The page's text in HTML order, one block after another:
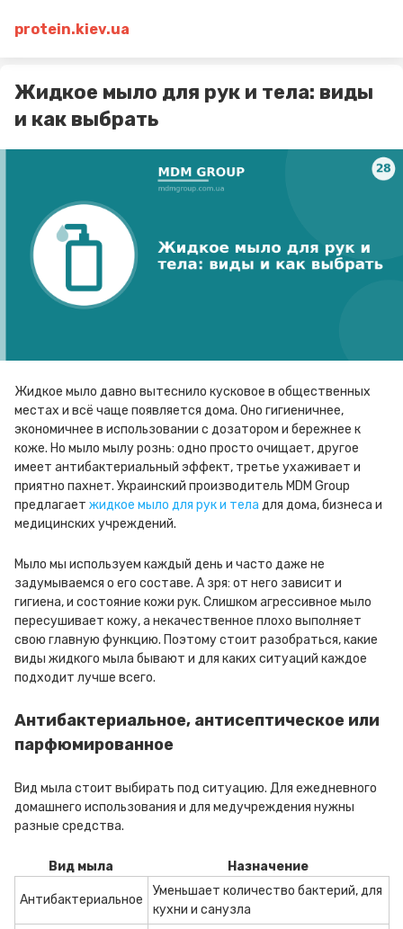
protein.kiev.ua
Жидкое мыло для рук и тела: виды
и как выбрать
Жидкое мыло давно вытеснило кусковое в общественных
местах и всё чаще появляется дома. Оно гигиеничнее,
экономичнее в использовании с дозатором и бережнее к
коже. Но мыло мылу рознь: одно просто очищает, другое
имеет антибактериальный эффект, третье ухаживает и
приятно пахнет. Украинский производитель MDM Group
предлагает жидкое мыло для рук и тела для дома, бизнеса и
медицинских учреждений.
Мыло мы используем каждый день и часто даже не
задумываемся о его составе. А зря: от него зависит и
гигиена, и состояние кожи рук. Слишком агрессивное мыло
пересушивает кожу, а некачественное плохо выполняет
свою главную функцию. Поэтому стоит разобраться, какие
виды жидкого мыла бывают и для каких ситуаций каждое
подходит лучше всего.
Антибактериальное, антисептическое или
парфюмированное
Вид мыла стоит выбирать под ситуацию. Для ежедневного
домашнего использования и для медучреждения нужны
разные средства.
Вид мыла Назначение
Антибактериальное
Уменьшает количество бактерий, для
кухни и санузла